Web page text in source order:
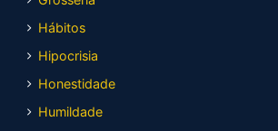
Hábitos
Hipocrisia
Honestidade
Humildade